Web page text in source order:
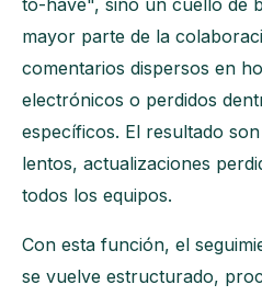
to-have", sino un cuello de
mayor parte de la
comentarios dispersos en
electrónicos o perdidos
específicos. El resultado
lentos, actualizaciones
todos los equipos.
Con esta función, el
se vuelve estructurado,